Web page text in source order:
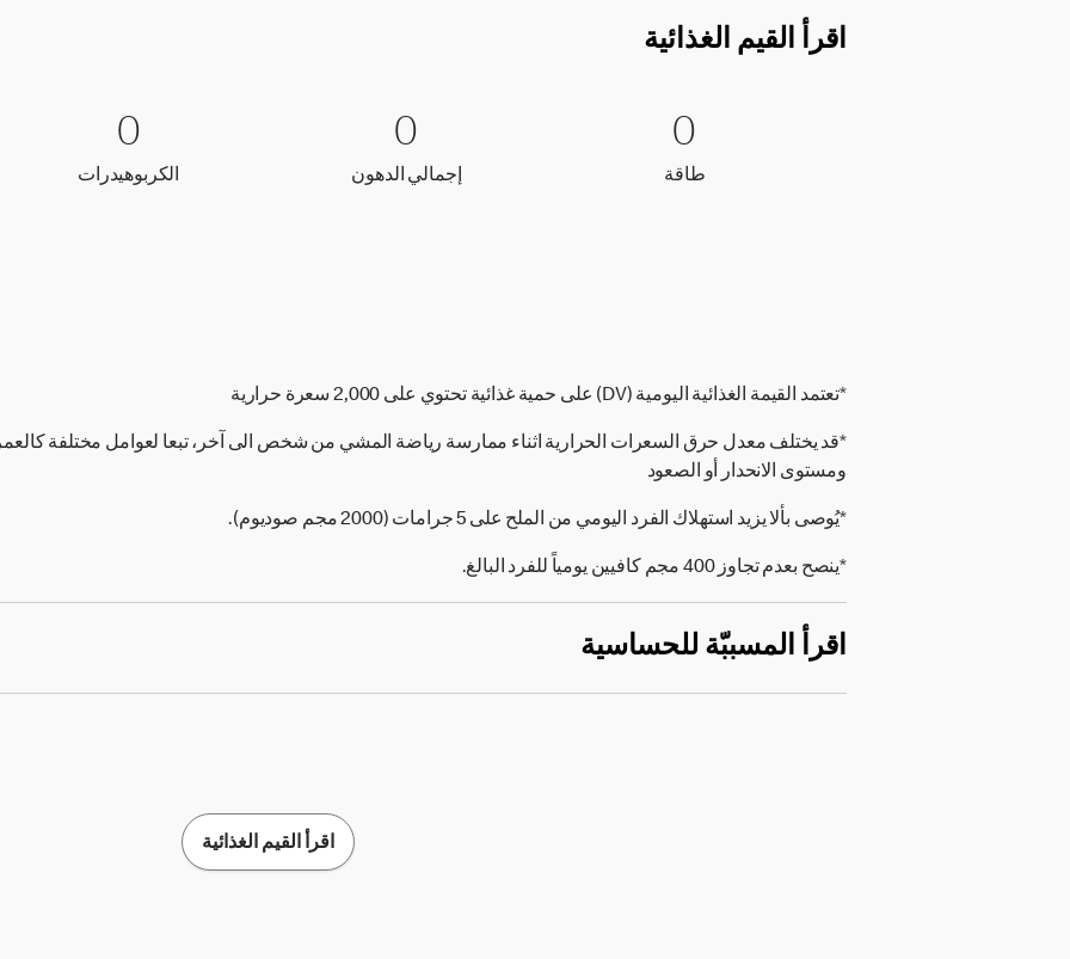
اقرأ القيم الغذائية
0 طاقة
0
0
طاقة
0 إجمالي الدهون
0
0
إجمالي الدهونإجمالي الدهون
0 الكربوهيدرات
0
الكربوهيدرات
*تعتمد القيمة الغذائية اليومية (DV) على حمية غذائية تحتوي على 2,000 سعرة حرارية
*قد يختلف معدل حرق السعرات الحرارية اثناء ممارسة رياضة المشي من شخص الى آخر، تبعا لعوامل مختلفة
ومستوى الانحدار أو الصعود
*يُوصى بألا يزيد استهلاك الفرد اليومي من الملح على 5 جرامات (2000 مجم صوديوم).
*ينصح بعدم تجاوز 400 مجم كافيين يومياً للفرد البالغ.
اقرأ المسببّة للحساسية
اقرأ القيم الغذائية